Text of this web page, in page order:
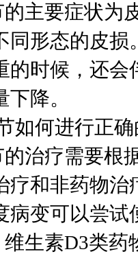
主要症状为
同形态的皮
的时候，还
降。
如何进行正
治疗需要根
疗和非药物治
病变可以尝试
生素D3类